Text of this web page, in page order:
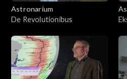
Astronarium
De Revolutionibus